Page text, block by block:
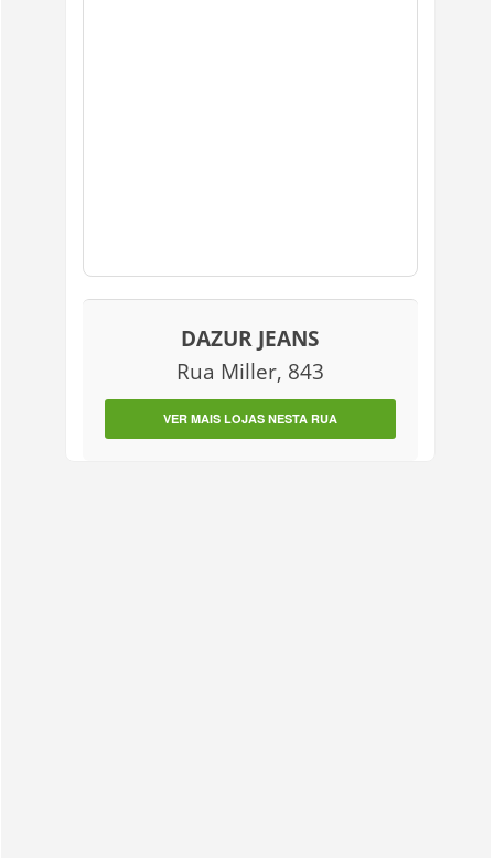
DAZUR JEANS
Rua Miller, 843
VER MAIS LOJAS NESTA RUA